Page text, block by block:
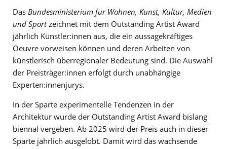
Das Bundesministerium für Wohnen, Kunst, Kultur, Medien
und Sportzeichnet mit dem Outstanding Artist Award
jährlich Künstler:innen aus, die ein aussagekräftiges
Oeuvre vorweisen können und deren Arbeiten von
künstlerisch überregionaler Bedeutung sind. Die Auswahl
der Preisträger:innen erfolgt durch unabhängige
Experten:innenjurys.
In der Sparte experimentelle Tendenzen in der
Architektur wurde der Outstanding Artist Award bislang
biennal vergeben. Ab 2025 wird der Preis auch in dieser
Sparte jährlich ausgelobt. Damit wird das wachsende